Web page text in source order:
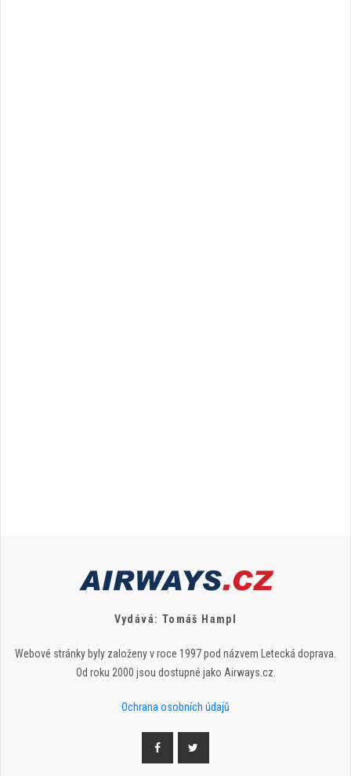
Vydává: Tomáš Hampl
Webové stránky byly založeny v roce 1997 pod názvem Letecká doprava.
Od roku 2000 jsou dostupné jako Airways.cz.
Ochrana osobních údajů